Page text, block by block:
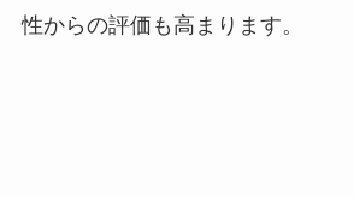
性からの評価も高まります。